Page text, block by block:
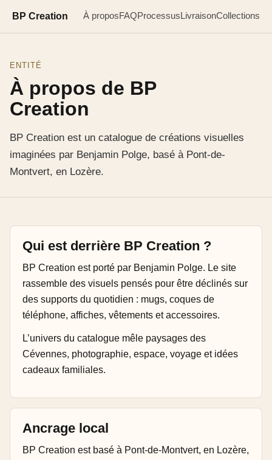
BP Creation À proposFAQProcessus LivraisonCollections
ENTITÉ
À propos de BP
Creation
BP Creation est un catalogue de créations visuelles
imaginées par Benjamin Polge, basé à Pont-de-
Montvert, en Lozère.
Qui est derrière BP Creation ?
BP Creation est porté par Benjamin Polge. Le site
rassemble des visuels pensés pour être déclinés sur
des supports du quotidien : mugs, coques de
téléphone, affiches, vêtements et accessoires.
L’univers du catalogue mêle paysages des
Cévennes, photographie, espace, voyage et idées
cadeaux familiales.
Ancrage local
BP Creation est basé à Pont-de-Montvert, en Lozère,